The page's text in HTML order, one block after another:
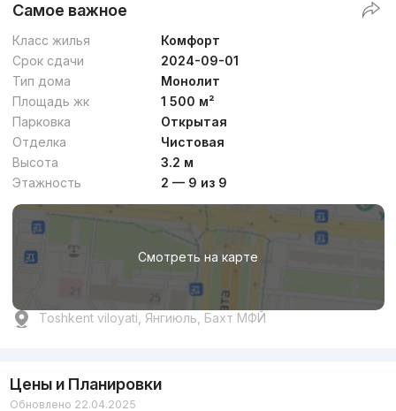
Самое важное
Класс жилья
Комфорт
Срок сдачи
2024-09-01
Тип дома
Монолит
Площадь жк
1 500 м²
Парковка
Открытая
Отделка
Чистовая
Высота
3.2 м
Этажность
2 — 9 из 9
Смотреть на карте
Toshkent viloyati, Янгиюль, Бахт МФЙ
Цены и Планировки
Обновлено 22.04.2025